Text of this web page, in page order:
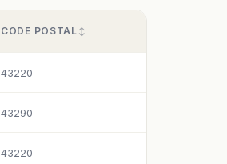
CODE POSTAL
43220
43290
43220